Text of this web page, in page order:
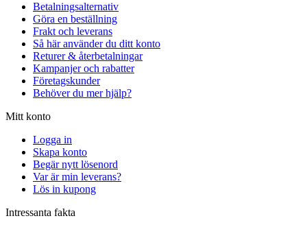
Betalningsalternativ
Göra en beställning
Frakt och leverans
Så här använder du ditt konto
Returer & återbetalningar
Kampanjer och rabatter
Företagskunder
Behöver du mer hjälp?
Mitt konto
Logga in
Skapa konto
Begär nytt lösenord
Var är min leverans?
Lös in kupong
Intressanta fakta